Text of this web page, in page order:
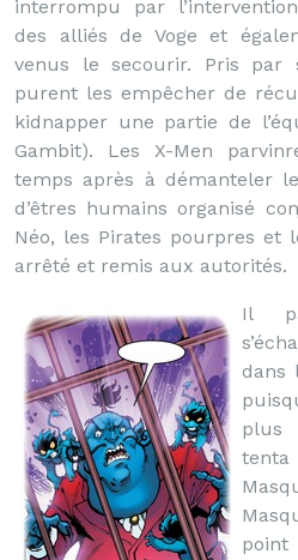
interrompu par
des alliés de Voge et
venus le secourir. Pris par
purent les empêcher de
kidnapper une partie de
Gambit). Les X-Men
temps après à démanteler
d’êtres humains organisé
Néo, les Pirates pourpres et
arrêté et remis aux autorités.
Il
dans
plus